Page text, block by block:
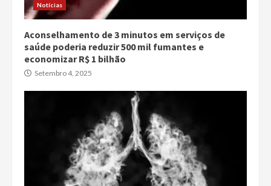
Notícias
Aconselhamento de 3 minutos em serviços de
saúde poderia reduzir 500 mil fumantes e
economizar R$ 1 bilhão
Setembro 4, 2025